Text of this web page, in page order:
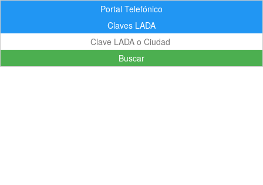
Portal Telefónico
Claves LADA
Buscar